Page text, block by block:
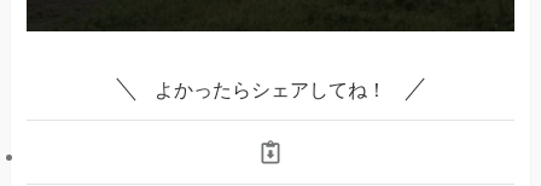
よかったらシェアしてね！